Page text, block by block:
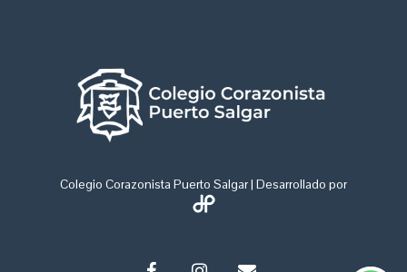
Colegio Corazonista Puerto Salgar | Desarrollado por